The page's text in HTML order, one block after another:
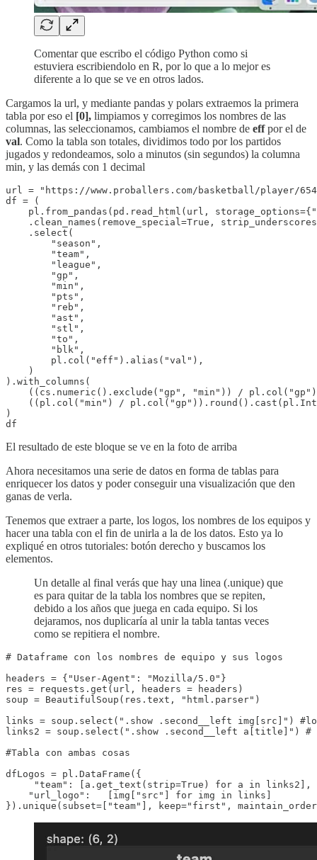
Comentar que escribo el código Python como si
estuviera escribiendolo en R, por lo que a lo mejor es
diferente a lo que se ve en otros lados.
Cargamos la url, y mediante pandas y polars extraemos la primera
tabla por eso el [0], limpiamos y corregimos los nombres de las
columnas, las seleccionamos, cambiamos el nombre de effpor el de
val. Como la tabla son totales, dividimos todo por los partidos
jugados y redondeamos, solo a minutos (sin segundos) la columna
min, y las demás con 1 decimal
url = "https://www.proballers.com/basketball/player/
df = (
pl.from_pandas(pd.read_html(url,
.clean_names(remove_special=True,
    .select(
        "season",
        "team",
        "league",
        "gp",
        "min",
        "pts",
        "reb",
        "ast",
        "stl",
        "to",
        "blk",
        pl.col("eff").alias("val"),
    )
).with_columns(
((cs.numeric().exclude("gp", "min")) /
((pl.col("min") /
)
df
El resultado de este bloque se ve en la foto de arriba
Ahora necesitamos una serie de datos en forma de tablas para
enriquecer los datos y poder conseguir una visualización que den
ganas de verla.
Tenemos que extraer a parte, los logos, los nombres de los equipos y
hacer una tabla con el fin de unirla a la de los datos. Esto ya lo
expliqué en otros tutoriales: botón derecho y buscamos los
elementos.
Un detalle al final verás que hay una linea (.unique) que
es para quitar de la tabla los nombres que se repiten,
debido a los años que juega en cada equipo. Si los
dejaramos, nos duplicaría al unir la tabla tantas veces
como se repitiera el nombre.
# Dataframe con los nombres de equipo y sus logos
headers = {"User-Agent": "Mozilla/5.0"}
res = requests.get(url, headers = headers)
soup = BeautifulSoup(res.text, "html.parser")
links = soup.select(".show .second__left img[src]")
links2 = soup.select(".show .second__left a[title]") #
#Tabla con ambas cosas
dfLogos = pl.DataFrame({
     "team": [a.get_text(strip=True) for a in links2],
    "url_logo":   [img["src"] for img in links]